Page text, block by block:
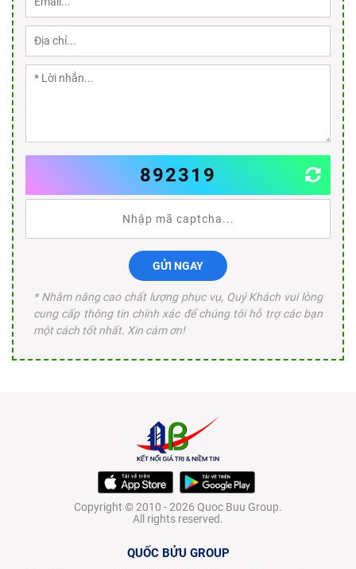
892319
GỬI NGAY
* Nhằm nâng cao chất lượng phục vụ, Quý Khách vui lòng
cung cấp thông tin chính xác để chúng tôi hỗ trợ các bạn
một cách tốt nhất. Xin cám ơn!
Copyright © 2010 - 2026 Quoc Buu Group.
All rights reserved.
QUỐC BỬU GROUP